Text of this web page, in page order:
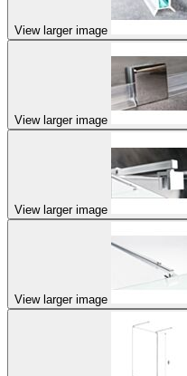
View larger image
View larger image
View larger image
View larger image